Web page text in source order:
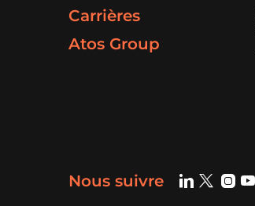
Carrières
Atos Group
Nous suivre